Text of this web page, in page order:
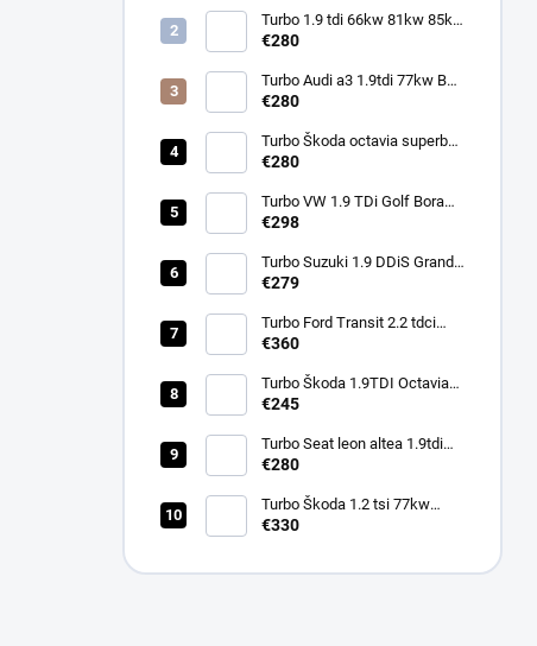
Turbo 1.9 tdi 66kw 81kw 85kw
Škoda Octavia 713673
€280
Turbo Audi a3 1.9tdi 77kw BXE
BKC BJB 751851
€280
Turbo Škoda octavia superb
1.9tdi 77kw BXE BKC BJB
€280
Turbo VW 1.9 TDi Golf Bora
110kw ARL 721021
€298
Turbo Suzuki 1.9 DDiS Grand
€279
Turbo Ford Transit 2.2 tdci
92kw 74kw 114kw 786880
€360
Turbo Škoda 1.9TDI Octavia
66kw AGR ALH 454159
€245
Turbo Seat leon altea 1.9tdi
77kw BXE BKC BJB 751851
€280
Turbo Škoda 1.2 tsi 77kw
63kw 66kw CBZA CBZB
€330